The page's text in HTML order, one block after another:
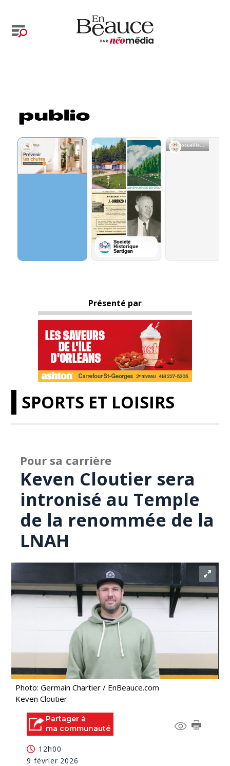
Présenté par
SPORTS ET LOISIRS
Pour sa carrière
Keven Cloutier sera
intronisé au Temple
de la renommée de la
LNAH
Photo: Germain Chartier / EnBeauce.com
Keven Cloutier
Partager à
ma communauté
12h00
9 février 2026